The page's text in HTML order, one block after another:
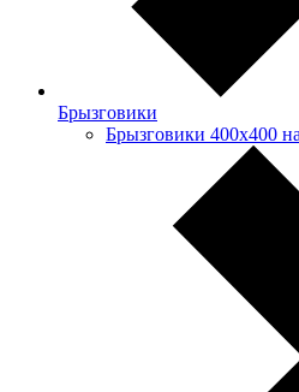
Брызговики
Брызговики 400х400